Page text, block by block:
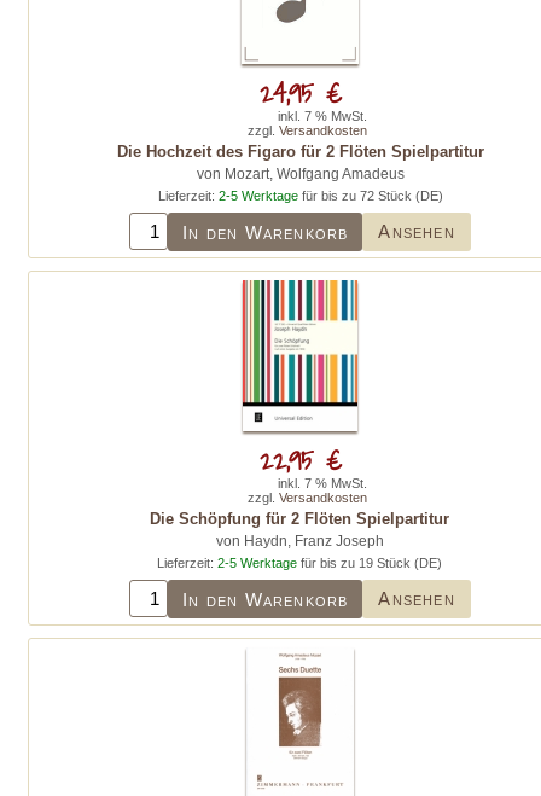
Die Hochzeit des Figaro für 2 Flöten Spielpartitur
von Mozart, Wolfgang Amadeus
Lieferzeit: 2-5 Werktagefür bis zu 72 Stück (DE)
In den Warenkorb Ansehen
24,95 €
inkl. 7 % MwSt.
zzgl. Versandkosten
Die Schöpfung für 2 Flöten Spielpartitur
von Haydn, Franz Joseph
Lieferzeit:2-5 Werktage für bis zu 19 Stück (DE)
In den Warenkorb Ansehen
22,95 €
inkl. 7 % MwSt.
zzgl. Versandkosten